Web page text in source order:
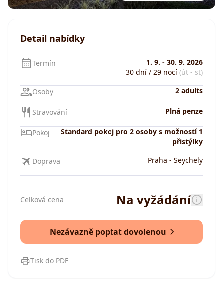
Detail nabídky
Termín 1. 9. - 30. 9. 2026
30 dní / 29 nocí (út - st)
Osoby 2 adults
Stravování Plná penze
Pokoj
Standard pokoj pro 2 osoby s možností 1
přistýlky
Doprava Praha - Seychely
Celková cena Na vyžádání
Nezávazně poptat dovolenou
Tisk do PDF